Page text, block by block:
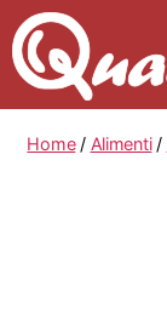
Home/ Alimenti/